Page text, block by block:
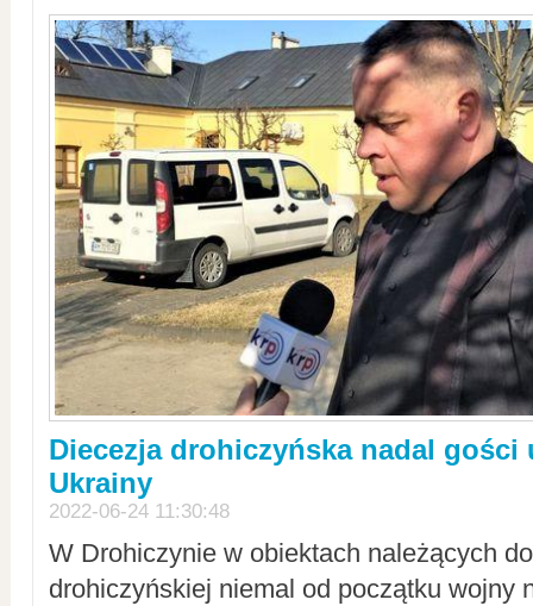
Diecezja drohiczyńska nadal gości
Ukrainy
2022-06-24 11:30:48
W Drohiczynie w obiektach należących
drohiczyńskiej niemal od początku wojny